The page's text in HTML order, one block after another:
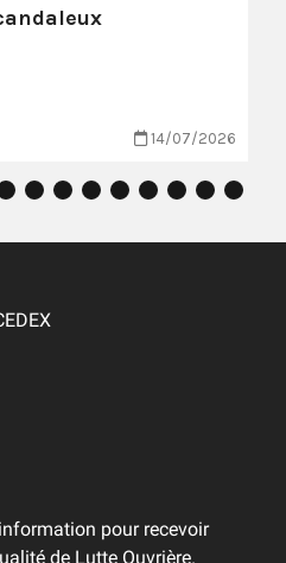
14/07/2026
pour recevoir
de Lutte Ouvrière.